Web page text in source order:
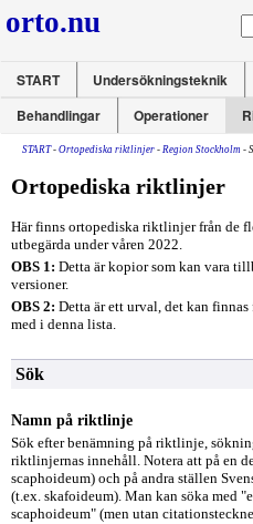
orto.nu
START Undersökningsteknik
Behandlingar
Operationer
START- Ortopediska riktlinjer - Region Stockholm -
Ortopediska riktlinjer
Här finns ortopediska riktlinjer från de
utbegärda under våren 2022.
OBS 1: Detta är kopior som kan vara
versioner.
OBS 2: Detta är ett urval, det kan
med i denna lista.
Sök
Namn på riktlinje
Sök efter benämning på riktlinje,
riktlinjernas innehåll. Notera att på en
scaphoideum) och på andra ställen
(t.ex. skafoideum). Man kan söka med
scaphoideum" (men utan